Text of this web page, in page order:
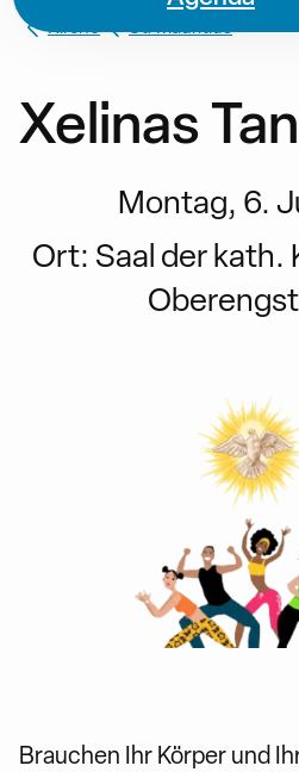
Kirche St. Mauritius
Xelinas
Montag, 6.
Ort: Saal der kath.
Brauchen Ihr Körper und